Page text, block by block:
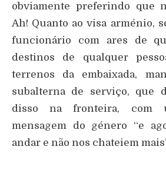
obviamente preferindo que
Ah! Quanto ao visa arménio,
funcionário com ares de
destinos de qualquer
terrenos da embaixada,
subalterna de serviço, que
disso na fronteira, com
mensagem do género “e
andar e não nos chateiem